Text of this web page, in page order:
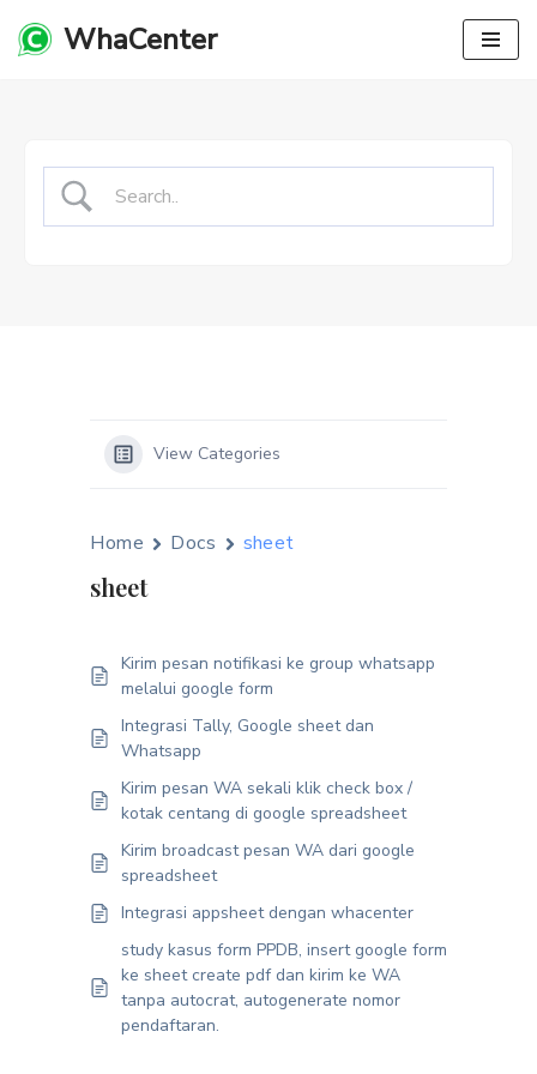
WhaCenter
View Categories
Home Docs sheet
sheet
Kirim pesan notifikasi ke group whatsapp
melalui google form
Integrasi Tally, Google sheet dan
Whatsapp
Kirim pesan WA sekali klik check box /
kotak centang di google spreadsheet
Kirim broadcast pesan WA dari google
spreadsheet
Integrasi appsheet dengan whacenter
study kasus form PPDB, insert google form
ke sheet create pdf dan kirim ke WA
tanpa autocrat, autogenerate nomor
pendaftaran.